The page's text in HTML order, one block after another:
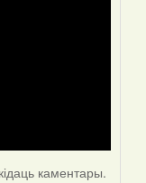
каментары.